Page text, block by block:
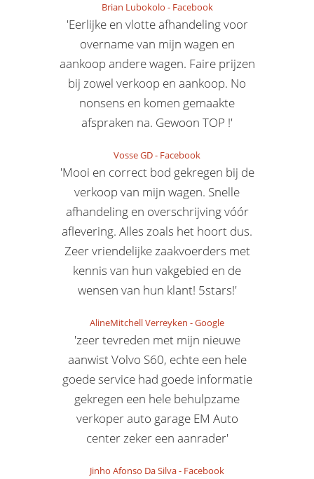
Brian Lubokolo - Facebook
'Eerlijke en vlotte afhandeling voor
overname van mijn wagen en
aankoop andere wagen. Faire prijzen
bij zowel verkoop en aankoop. No
nonsens en komen gemaakte
afspraken na. Gewoon TOP !'
Vosse GD- Facebook
'Mooi en correct bod gekregen bij de
verkoop van mijn wagen. Snelle
afhandeling en overschrijving vóór
aflevering. Alles zoals het hoort dus.
Zeer vriendelijke zaakvoerders met
kennis van hun vakgebied en de
wensen van hun klant! 5stars!'
AlineMitchell Verreyken -Google
'zeer tevreden met mijn nieuwe
aanwist Volvo S60, echte een hele
goede service had goede informatie
gekregen een hele behulpzame
verkoper auto garage EM Auto
center zeker een aanrader'
Jinho Afonso Da Silva- Facebook